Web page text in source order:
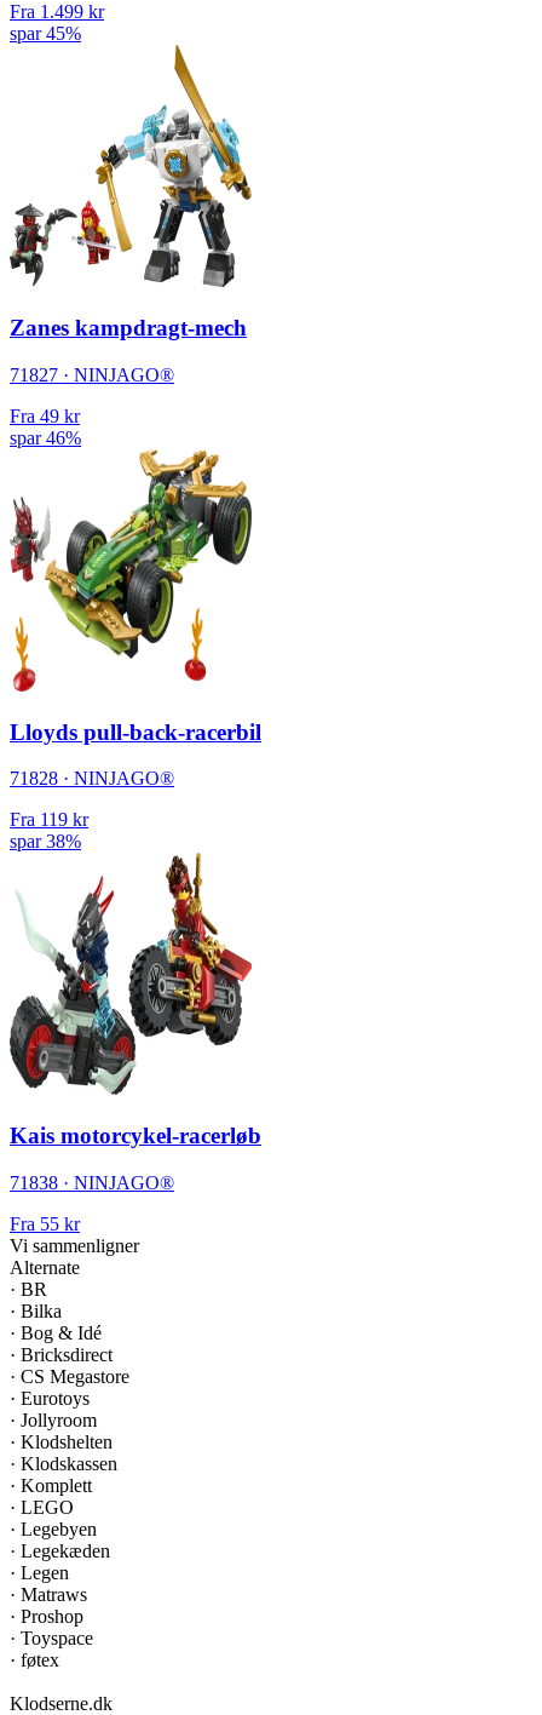
Fra 1.499 kr
spar 45%
Zanes kampdragt-mech
71827 · NINJAGO®
Fra 49 kr
spar 46%
Lloyds pull-back-racerbil
71828 · NINJAGO®
Fra 119 kr
spar 38%
Kais motorcykel-racerløb
71838 · NINJAGO®
Fra 55 kr
Vi sammenligner
Alternate
· BR
· Bilka
· Bog & Idé
· Bricksdirect
· CS Megastore
· Eurotoys
· Jollyroom
· Klodshelten
· Klodskassen
· Komplett
· LEGO
· Legebyen
· Legekæden
· Legen
· Matraws
· Proshop
· Toyspace
· føtex
Klodserne.dk